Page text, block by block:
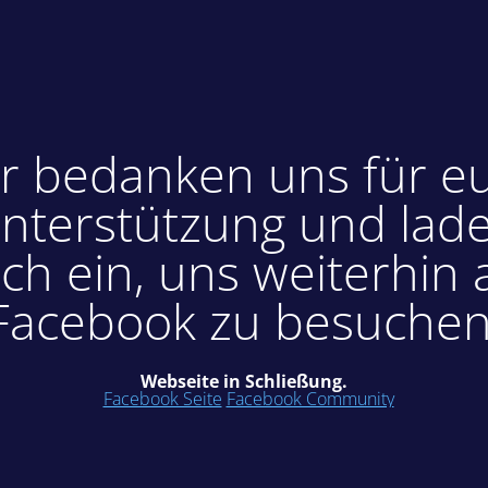
bedanken uns für
und
ein, uns weiterhin
zu
Webseite in Schließung.
Facebook Seite Facebook Community